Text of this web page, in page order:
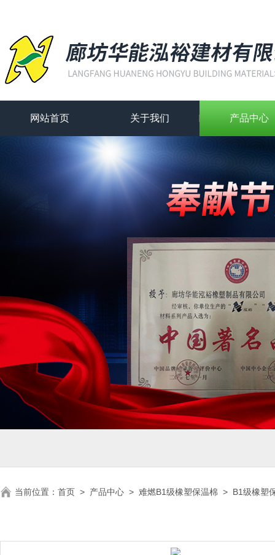
网站首页 关于我们 产品中心
当前位置： 首页 > 产品中心 > 难燃B1级橡塑保温棉 > B1级橡塑